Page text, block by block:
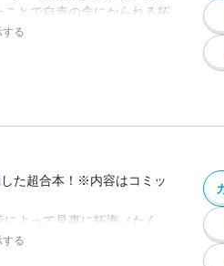
とで自責の念にかられる拓
な結果は一晩のうちに不安
る
した超合本！※内容はコミッ
よって見事に拓海（たく
ったが、絶体絶命と思われ
る